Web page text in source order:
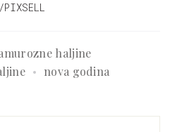
PIXSELL
haljine
nova godina